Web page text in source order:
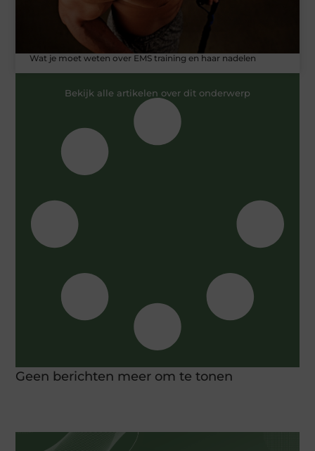
Wat je moet weten over EMS training en haar nadelen
Bekijk alle artikelen over dit onderwerp
Geen berichten meer om te tonen